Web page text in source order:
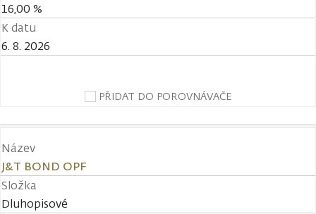
16,00 %
K datu
6. 8. 2026
PŘIDAT DO POROVNÁVAČE
Název
J&T BOND OPF
Složka
Dluhopisové